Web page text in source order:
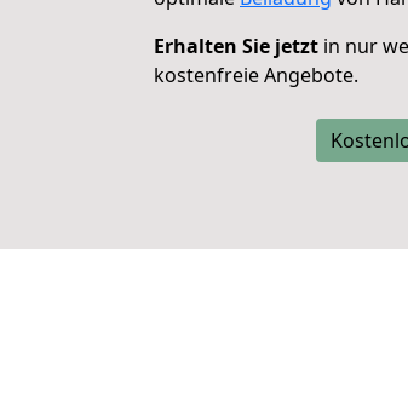
Erhalten Sie jetzt in nur
kostenfreie Angebote.